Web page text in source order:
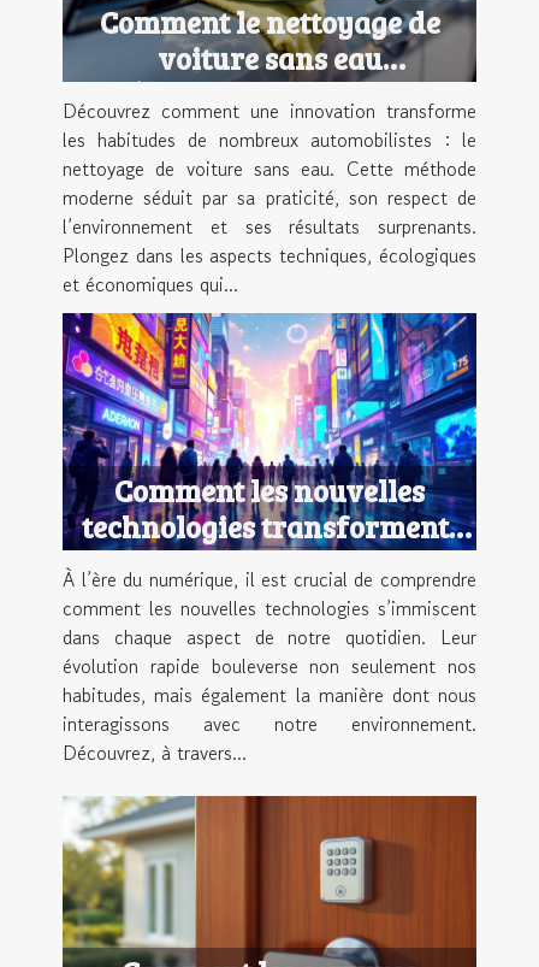
Comment le nettoyage de
voiture sans eau
révolutionne-t-il notre
quotidien ?
Découvrez comment une innovation transforme
les habitudes de nombreux automobilistes : le
nettoyage de voiture sans eau. Cette méthode
moderne séduit par sa praticité, son respect de
l’environnement et ses résultats surprenants.
Plongez dans les aspects techniques, écologiques
et économiques qui...
Comment les nouvelles
technologies transforment-
elles notre quotidien ?
À l’ère du numérique, il est crucial de comprendre
comment les nouvelles technologies s’immiscent
dans chaque aspect de notre quotidien. Leur
évolution rapide bouleverse non seulement nos
habitudes, mais également la manière dont nous
interagissons avec notre environnement.
Découvrez, à travers...